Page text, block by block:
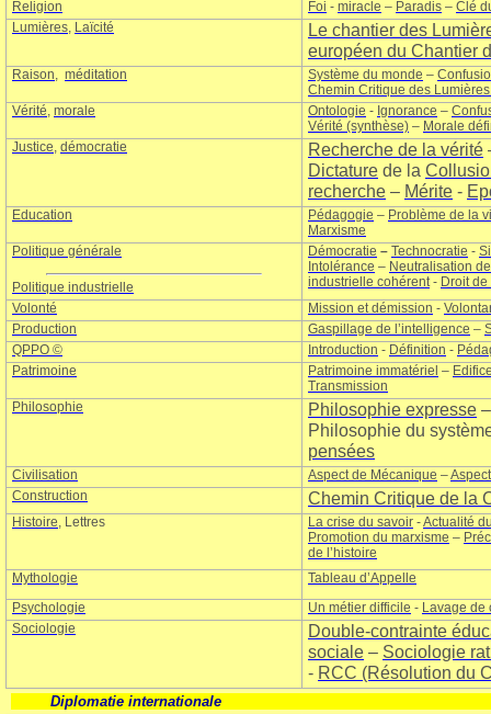
Religion
Foi - miracle – Paradis – Clé
Lumières, Laïcité
Le chantier des
européen du Chantier
Raison, méditation Système du monde –
Chemin Critique des
Vérité, morale Ontologie - Ignorance –
Vérité (synthèse) – Morale
Justice, démocratie Recherche de la vérité
Dictature de la
recherche – Mérite -
Education Pédagogie – Problème de la
Marxisme
Politique générale
Politique industrielle
Démocratie – Technocratie -
Intolérance – Neutralisation
industrielle cohérent- Droit de
Volonté
Mission et démission -
Production
Gaspillage de l’intelligence –
QPPO © Introduction - Définition -
Patrimoine
Patrimoine immatériel –
Transmission
Philosophie
Philosophie expresse
Philosophie du
pensées
Civilisation Aspect de Mécanique –
Construction
Chemin Critique de la
Histoire, Lettres La crise du savoir -Actualité
Promotion du marxisme –
de l’histoire
Mythologie
Tableau d’Appelle
Psychologie
Un métier difficile - Lavage
Sociologie
Double-contrainte
sociale – Sociologie
- RCC (Résolution du
Diplomatie internationale